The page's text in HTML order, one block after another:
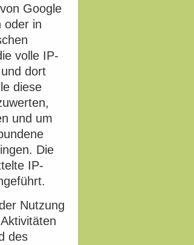
Google
oder in
volle IP-
dort
diese
und um
Die
IP-
Nutzung
des